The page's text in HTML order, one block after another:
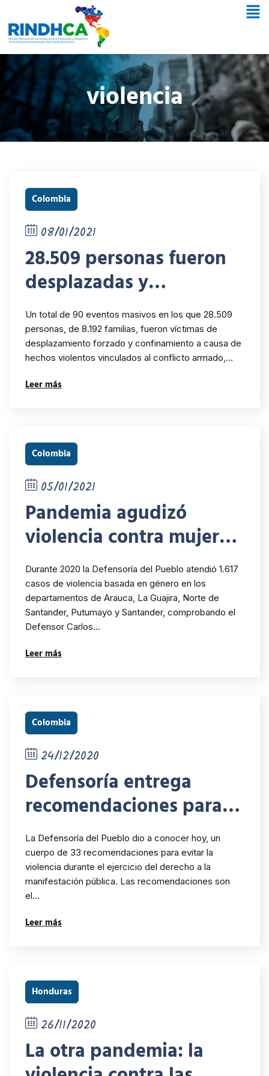
violencia
Colombia
08/01/2021
28.509 personas fueron
desplazadas y
confinadas en 2020 por
hechos violentos
Un total de 90 eventos masivos en los que 28.509
personas, de 8.192 familias, fueron víctimas de
desplazamiento forzado y confinamiento a causa de
hechos violentos vinculados al conflicto armado,…
Leer más
Colombia
05/01/2021
Pandemia agudizó
violencia contra mujeres
y población OSIGD
Durante 2020 la Defensoría del Pueblo atendió 1.617
casos de violencia basada en género en los
departamentos de Arauca, La Guajira, Norte de
Santander, Putumayo y Santander, comprobando el
Defensor Carlos…
Leer más
Colombia
24/12/2020
Defensoría entrega
recomendaciones para la
prevención de la
violencia en
manifestaciones
La Defensoría del Pueblo dio a conocer hoy, un
cuerpo de 33 recomendaciones para evitar la
violencia durante el ejercicio del derecho a la
manifestación pública. Las recomendaciones son
el…
Leer más
Honduras
26/11/2020
La otra pandemia: la